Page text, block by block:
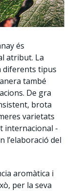
és
atribut. La
diferents tipus
també
De gra
brota
varietats
internacional -
l’elaboració del
aromàtica i
per la seva